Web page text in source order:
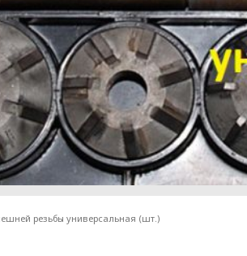
резьбы универсальная (шт.)